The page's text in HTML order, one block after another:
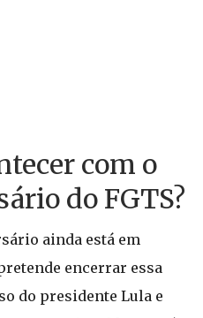
com o
do FGTS?
ainda está em
encerrar essa
do presidente Lula e